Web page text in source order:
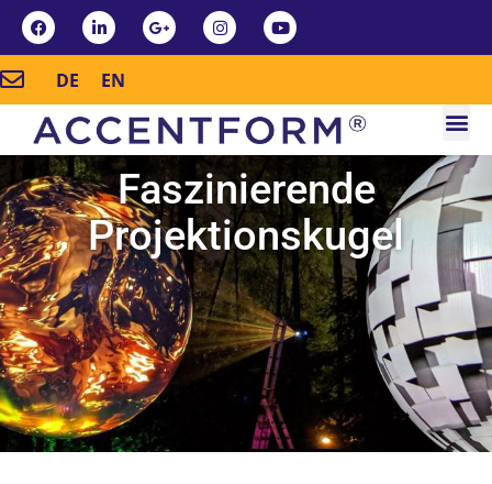
DE EN
Faszinierende
Projektionskugel